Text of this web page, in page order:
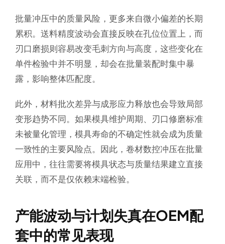
批量冲压中的质量风险，更多来自微小偏差的长期
累积。送料精度波动会直接反映在孔位位置上，而
刃口磨损则容易改变毛刺方向与高度，这些变化在
单件检验中并不明显，却会在批量装配时集中暴
露，影响整体匹配度。
此外，材料批次差异与成形应力释放也会导致局部
变形趋势不同。如果模具维护周期、刃口修磨标准
未被量化管理，模具寿命的不确定性就会成为质量
一致性的主要风险点。因此，卷材数控冲压在批量
应用中，往往需要将模具状态与质量结果建立直接
关联，而不是仅依赖末端检验。
产能波动与计划失真在OEM配
套中的常见表现